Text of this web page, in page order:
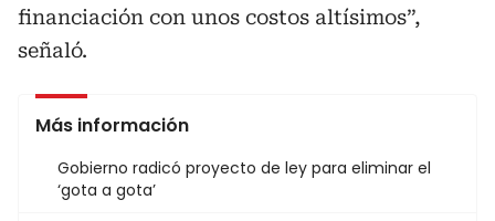
financiación con unos costos altísimos”,
señaló.
Más información
Gobierno radicó proyecto de ley para eliminar el
‘gota a gota’